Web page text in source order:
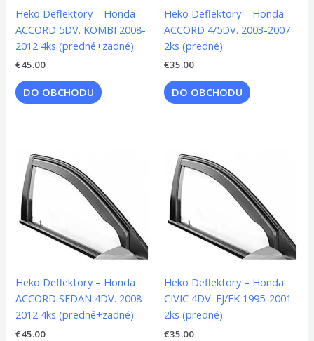
Heko Deflektory – Honda
ACCORD 5DV. KOMBI 2008-
2012 4ks (predné+zadné)
€45.00
DO OBCHODU
Heko Deflektory – Honda
ACCORD 4/5DV. 2003-2007
2ks (predné)
€35.00
DO OBCHODU
Heko Deflektory – Honda
ACCORD SEDAN 4DV. 2008-
2012 4ks (predné+zadné)
€45.00
Heko Deflektory – Honda
CIVIC 4DV. EJ/EK 1995-2001
2ks (predné)
€35.00